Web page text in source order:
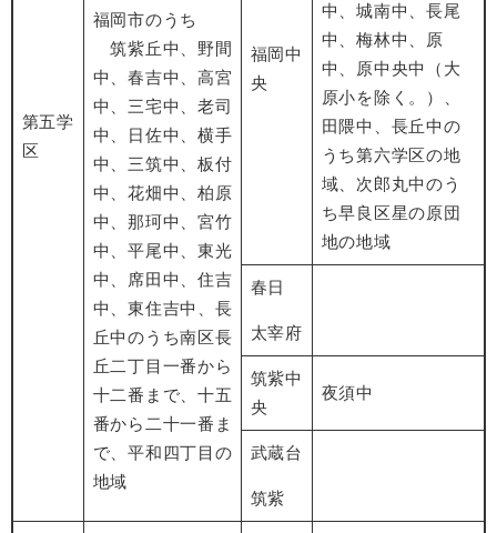
第五学
区
福岡市のうち
筑紫丘中、野間
中、春吉中、高宮
中、三宅中、老司
中、日佐中、横手
中、三筑中、板付
中、花畑中、柏原
中、那珂中、宮竹
中、平尾中、東光
中、席田中、住吉
中、東住吉中、長
丘中のうち南区長
丘二丁目一番から
十二番まで、十五
番から二十一番ま
で、平和四丁目の
地域
福岡中
央
中、城南中、長尾
中、梅林中、原
中、原中央中（大
原小を除く。）、
田隈中、長丘中の
うち第六学区の地
域、次郎丸中のう
ち早良区星の原団
地の地域
春日
太宰府
筑紫中
央
夜須中
武蔵台
筑紫